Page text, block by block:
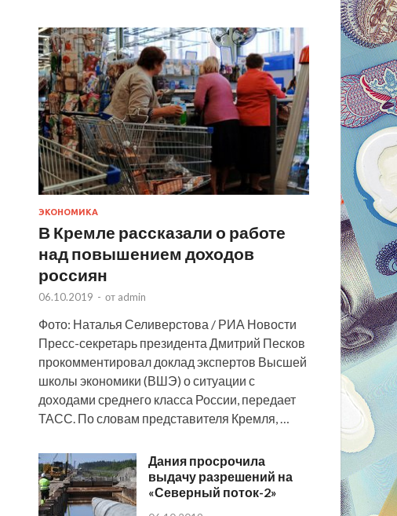
ЭКОНОМИКА
В Кремле рассказали о работе
над повышением доходов
россиян
06.10.2019 - от admin
Фото: Наталья Селиверстова / РИА Новости
Пресс-секретарь президента Дмитрий Песков
прокомментировал доклад экспертов Высшей
школы экономики (ВШЭ) о ситуации с
доходами среднего класса России, передает
ТАСС. По словам представителя Кремля, …
Дания просрочила
выдачу разрешений на
«Северный поток-2»